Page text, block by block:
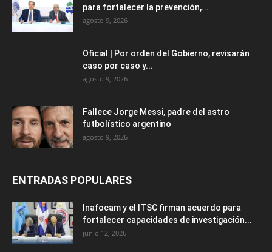
para fortalecer la prevención,...
agosto 9, 2026
Oficial | Por orden del Gobierno, revisarán
caso por caso y...
agosto 9, 2026
Fallece Jorge Messi, padre del astro
futbolístico argentino
agosto 9, 2026
ENTRADAS POPULARES
Inafocam y el ITSC firman acuerdo para
fortalecer capacidades de investigación...
junio 12, 2026